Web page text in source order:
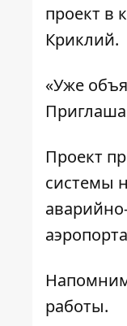
проект в
Криклий.
«Уже
Проект
системы
работы.